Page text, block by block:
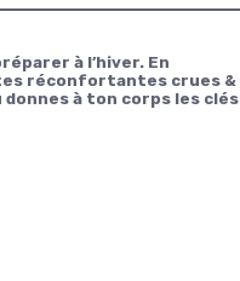
à l’hiver. En
réconfortantes crues &
à ton corps les clés